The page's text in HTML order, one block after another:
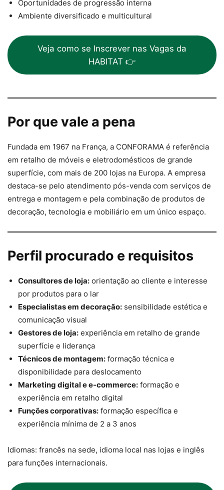
Oportunidades de progressão interna
Ambiente diversificado e multicultural
Veja como se Inscrever nas Vagas da
HABITAT 👉
Por que vale a pena
Fundada em 1967 na França, a CONFORAMA é referência
em retalho de móveis e eletrodomésticos de grande
superfície, com mais de 200 lojas na Europa. A empresa
destaca-se pelo atendimento pós-venda com serviços de
entrega e montagem e pela combinação de produtos de
decoração, tecnologia e mobiliário em um único espaço.
Perfil procurado e requisitos
Consultores de loja: orientação ao cliente e interesse
por produtos para o lar
Especialistas em decoração: sensibilidade estética e
comunicação visual
Gestores de loja: experiência em retalho de grande
superfície e liderança
Técnicos de montagem: formação técnica e
disponibilidade para deslocamento
Marketing digital e e-commerce: formação e
experiência em retalho digital
Funções corporativas: formação específica e
experiência mínima de 2 a 3 anos
Idiomas: francês na sede, idioma local nas lojas e inglês
para funções internacionais.